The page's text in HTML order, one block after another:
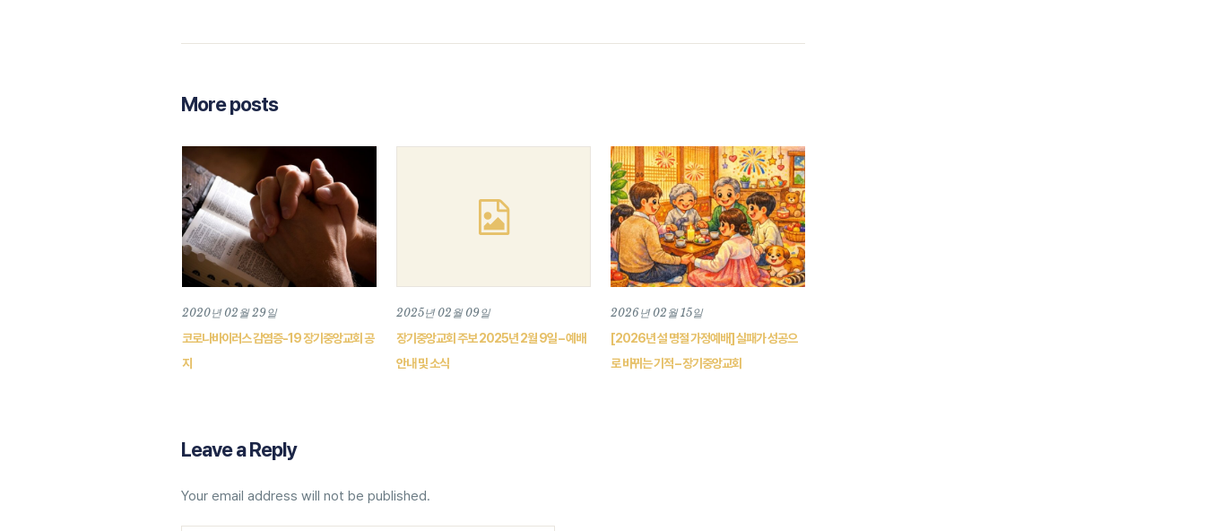
More posts
2020년 02월 29일
코로나바이러스 감염증-19 장기중앙교회 공
지
2025년 02월 09일
장기중앙교회 주보 2025년 2월 9일 – 예배
안내 및 소식
2026년 02월 15일
[2026년 설 명절 가정예배] 실패가 성공으
로 바뀌는 기적 – 장기중앙교회
Leave a Reply
Your email address will not be published.